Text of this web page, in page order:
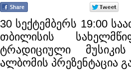
30 სექტემბერს 19:00
თბილისის
ტრადიციული
ალბომის პრეზენტაცია